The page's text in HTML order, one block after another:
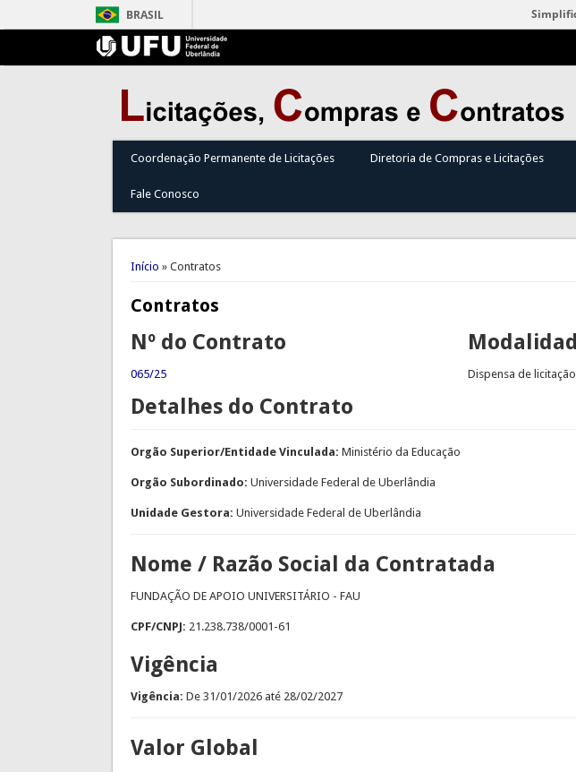
BRASIL
Coordenação Permanente de Licitações Diretoria de Compras e Licitações
Fale Conosco
Você está aqui
Início » Contratos
Contratos
Nº do Contrato
065/25 Dispensa de licitação
Detalhes do Contrato
Orgão Superior/Entidade Vinculada: Ministério da Educação
Orgão Subordinado: Universidade Federal de Uberlândia
Unidade Gestora: Universidade Federal de Uberlândia
Nome / Razão Social da Contratada
FUNDAÇÃO DE APOIO UNIVERSITÁRIO - FAU
CPF/CNPJ: 21.238.738/0001-61
Vigência
Vigência: De 31/01/2026até 28/02/2027
Valor Global